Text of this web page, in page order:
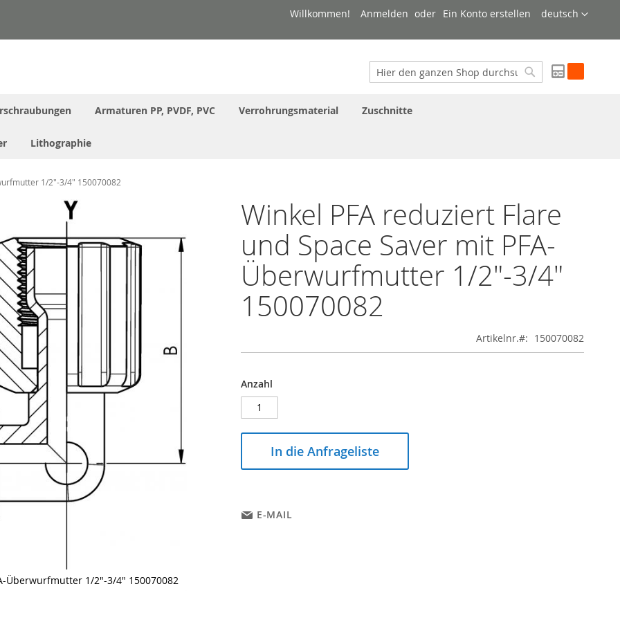
Sprache
deutsch
Willkommen! Anmelden
Ein Konto erstellen
Suche
Armaturen PP, PVDF, PVC Verrohrungsmaterial Zuschnitte
Lithographie
1/2"-3/4" 150070082
Winkel PFA reduziert Flare
und Space Saver mit PFA-
Überwurfmutter 1/2"-3/4"
150070082
Artikelnr. 150070082
Anzahl
In die Anfrageliste
E-MAIL
Überwurfmutter 1/2"-3/4" 150070082